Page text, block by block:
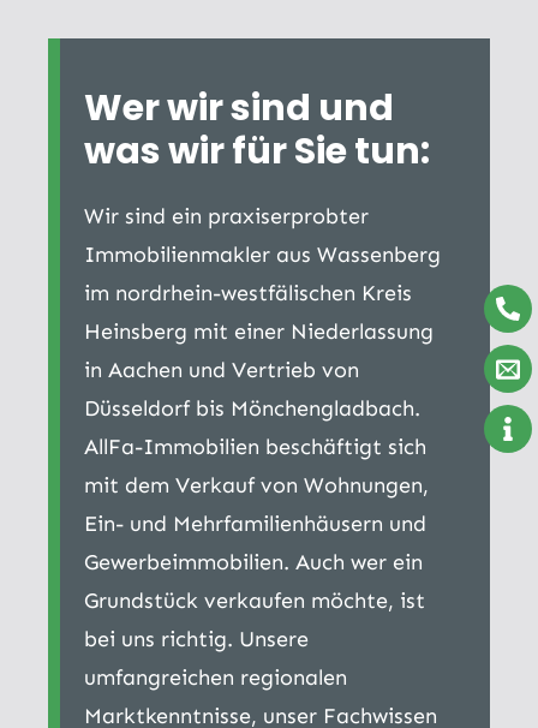
Wer wir sind und
was wir für Sie tun:
Wir sind ein praxiserprobter
Immobilienmakler aus Wassenberg
im nordrhein-westfälischen Kreis
Heinsberg mit einer Niederlassung
in Aachen und Vertrieb von
Düsseldorf bis Mönchengladbach.
AllFa-Immobilien beschäftigt sich
mit dem Verkauf von Wohnungen,
Ein- und Mehrfamilienhäusern und
Gewerbeimmobilien. Auch wer ein
Grundstück verkaufen möchte, ist
bei uns richtig. Unsere
umfangreichen regionalen
Marktkenntnisse, unser Fachwissen